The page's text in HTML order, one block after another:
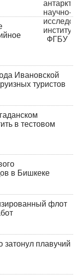
Ивановской
туристов
в тестовом
в Бишкеке
флот
плавучий